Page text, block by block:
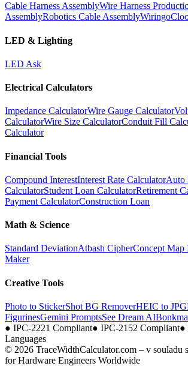
Cable Harness AssemblyWire Harness
AssemblyRobotics Cable AssemblyWiringo
LED & Lighting
LED Ask
Electrical Calculators
Impedance CalculatorWire Gauge Calculator
CalculatorWire Size CalculatorConduit Fill
Calculator
Financial Tools
Compound InterestInterest Rate CalculatorAuto
CalculatorStudent Loan CalculatorRetirement
Payment CalculatorConstruction Loan
Math & Science
Standard DeviationAtbash CipherConcept Map
Maker
Creative Tools
Photo to StickerShot BG RemoverHEIC to JPG
FigurinesGemini PromptsSee Dream AI
● IPC-2221 Compliant● IPC-2152 Compliant●
Languages
© 2026 TraceWidthCalculator.com – v souladu
for Hardware Engineers Worldwide